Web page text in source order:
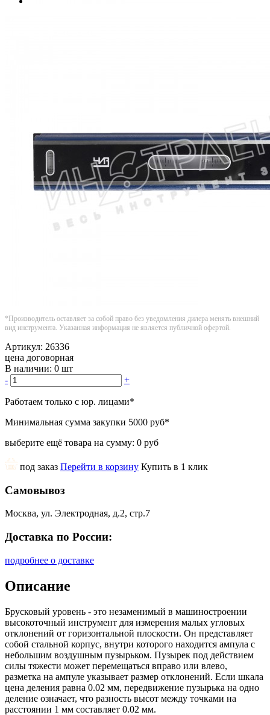
*Производитель оставляет за собой право без уведомления дилера менять внешний
вид инструмента. Указанная информация не является публичной офертой.
Артикул: 26336
цена договорная
В наличии: 0 шт
-
+
Работаем только с юр. лицами*
Минимальная сумма закупки 5000 руб*
выберите ещё товара на сумму: 0 руб
под заказ Перейти в корзину Купить в 1 клик
Самовывоз
Москва, ул. Электродная, д.2, стр.7
Доставка по России:
подробнее о доставке
Описание
Брусковый уровень - это незаменимый в машиностроении
высокоточный инструмент для измерения малых угловых
отклонений от горизонтальной плоскости. Он представляет
собой стальной корпус, внутри которого находится ампула с
небольшим воздушным пузырьком. Пузырек под действием
силы тяжести может перемещаться вправо или влево,
разметка на ампуле указывает размер отклонений. Если шкала
цена деления равна 0.02 мм, передвижение пузырька на одно
деление означает, что разность высот между точками на
расстоянии 1 мм составляет 0.02 мм.